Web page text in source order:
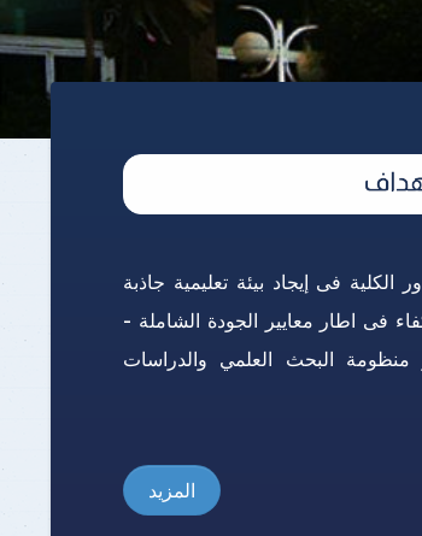
الفرقة الثالثة
الفرقة الرابعة
الفرقة السادسة
قسم طب الأسرة
قسم الطب الرياضي
الكلية فى إيجاد بيئة تعليمية جاذبة
فى اطار معايير الجودة الشاملة -
منظومة البحث العلمي والدراسات
المزيد